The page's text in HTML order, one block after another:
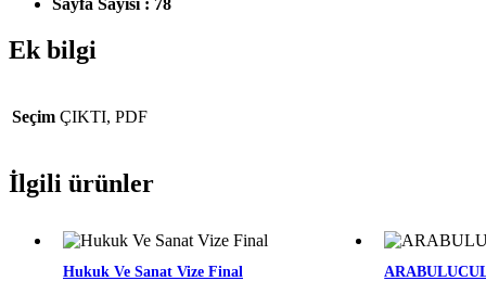
Sayfa Sayısı : 78
Ek bilgi
Seçim ÇIKTI, PDF
İlgili ürünler
Hukuk Ve Sanat Vize Final